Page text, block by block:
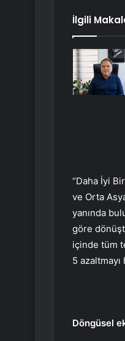
İlgili
“Daha İyi
ve Orta
yanında
göre
içinde tüm
5
Döngüsel